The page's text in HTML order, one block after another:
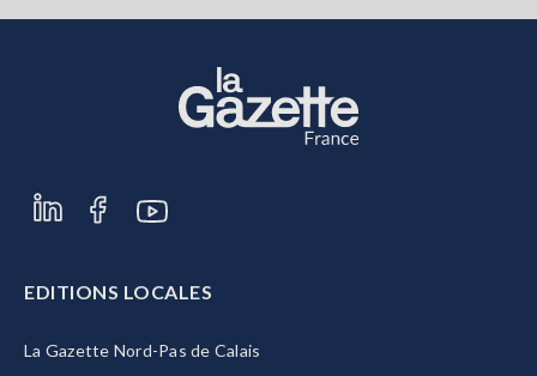
EDITIONS LOCALES
La Gazette Nord-Pas de Calais